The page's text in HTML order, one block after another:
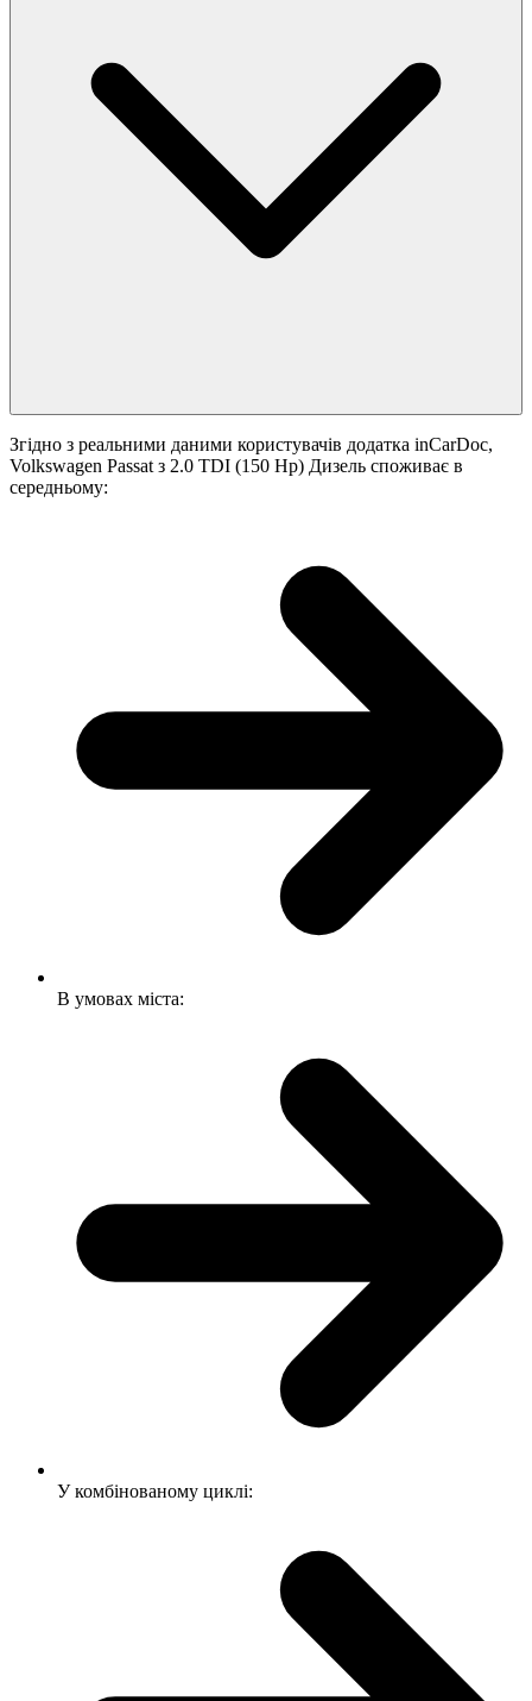
Згідно з реальними даними користувачів додатка inCarDoc,
Volkswagen Passat з 2.0 TDI (150 Hp) Дизель споживає в
середньому:
В умовах міста:
У комбінованому циклі: